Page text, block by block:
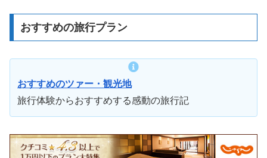
おすすめの旅行プラン
おすすめのツァー・観光地
旅行体験からおすすめする感動の旅行記